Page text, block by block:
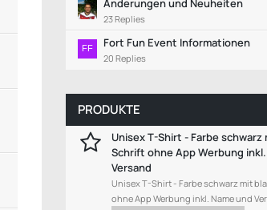
Änderungen und Neuheiten
23 Replies
Fort Fun Event Informationen
20 Replies
PRODUKTE
Unisex T-Shirt - Farbe schwarz
Schrift ohne App Werbung inkl.
Versand
Unisex T-Shirt - Farbe schwarz mit
ohne App Werbung inkl. Name und